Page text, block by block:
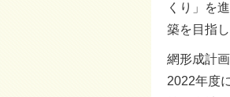
くり」を
築を目指
網形成計
2022年度